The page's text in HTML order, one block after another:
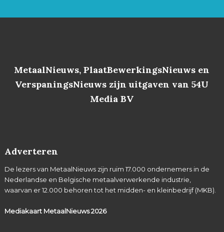
MetaalNieuws, PlaatBewerkingsNieuws en
VerspaningsNieuws zijn uitgaven van 54U
Media BV
Adverteren
De lezers van MetaalNieuws zijn ruim 17.000 ondernemers in de
Nederlandse en Belgische metaalverwerkende industrie,
waarvan er 12.000 behoren tot het midden- en kleinbedrijf (MKB).
Mediakaart MetaalNieuws2026